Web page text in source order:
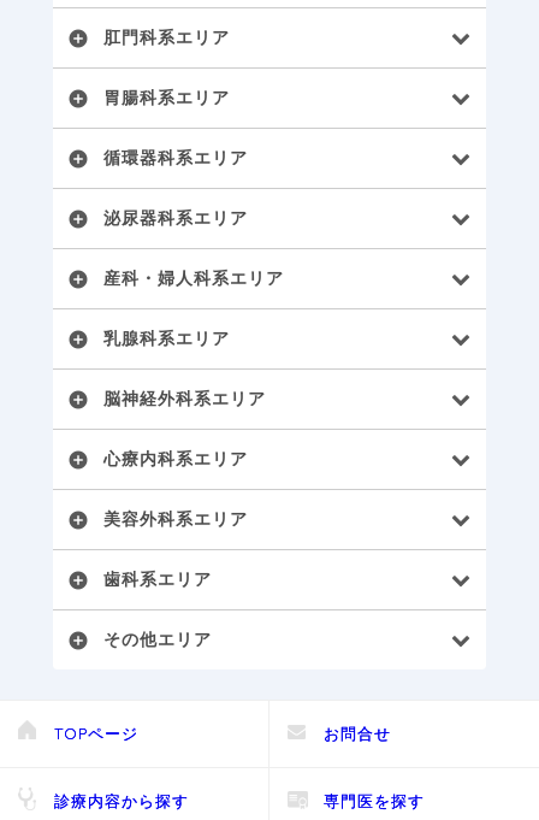
add_circle 肛門科系エリア
add_circle 胃腸科系エリア
add_circle 循環器科系エリア
add_circle 泌尿器科系エリア
add_circle 産科・婦人科系エリア
add_circle 乳腺科系エリア
add_circle 脳神経外科系エリア
add_circle 心療内科系エリア
add_circle 美容外科系エリア
add_circle 歯科系エリア
add_circle その他エリア
TOPページ お問合せ
診療内容から探す 専門医を探す